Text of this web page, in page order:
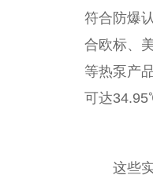
符合防爆
合欧标、
等热泵产
可达
这些